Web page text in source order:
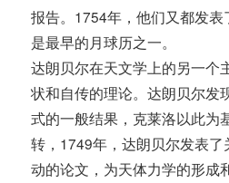
报告。1754年，他们又都发
是最早的月球历之一。
达朗贝尔在天文学上的另一个
状和自传的理论。达朗贝尔发
式的一般结果，克莱洛以此为
转，1749年，达朗贝尔发表
动的论文，为天体力学的形成